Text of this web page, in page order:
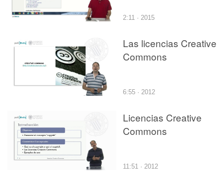
2:11 · 2015
Las licencias Creative
Commons
6:55 · 2012
Licencias Creative
Commons
11:51 · 2012